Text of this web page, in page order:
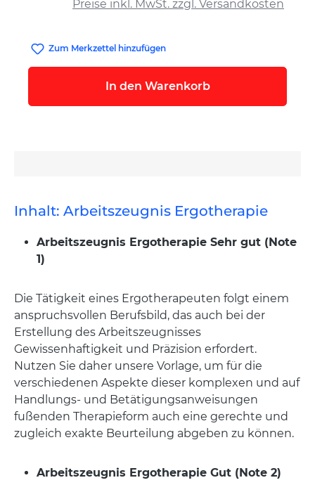
Preise inkl. MwSt. zzgl. Versandkosten
Zum Merkzettel hinzufügen
In den Warenkorb
Inhalt: Arbeitszeugnis Ergotherapie
Arbeitszeugnis Ergotherapie Sehr gut (Note
1)
Die Tätigkeit eines Ergotherapeuten folgt einem
anspruchsvollen Berufsbild, das auch bei der
Erstellung des Arbeitszeugnisses
Gewissenhaftigkeit und Präzision erfordert.
Nutzen Sie daher unsere Vorlage, um für die
verschiedenen Aspekte dieser komplexen und auf
Handlungs- und Betätigungsanweisungen
fußenden Therapieform auch eine gerechte und
zugleich exakte Beurteilung abgeben zu können.
Arbeitszeugnis Ergotherapie Gut (Note 2)